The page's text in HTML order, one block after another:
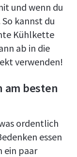
und wenn du
kannst du
Kühlkette
ab in die
verwenden!
am besten
ordentlich
essen
ein paar